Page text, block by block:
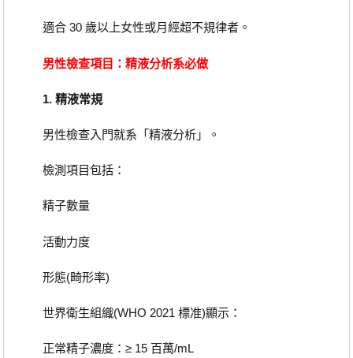
適合 30 歲以上女性或月經超不規律者。
男性檢查項目：精液分析系必做
1. 精液常規
男性檢查入門就系「精液分析」。
檢測項目包括：
精子數量
活動力度
形態(畸形率)
世界衛生組織(WHO 2021 標准)顯示：
正常精子濃度：≥ 15 百萬/mL